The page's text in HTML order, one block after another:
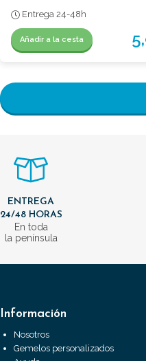
Regular Cuaderno
Entrega 24-48h
Añadir a la cesta 5,
ENTREGA
24/48 HORAS
En toda
la península
Información
Nosotros
Gemelos personalizados